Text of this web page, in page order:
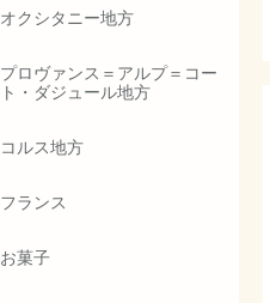
オクシタニー地方
プロヴァンス＝アルプ＝コー
ト・ダジュール地方
コルス地方
フランス
お菓子